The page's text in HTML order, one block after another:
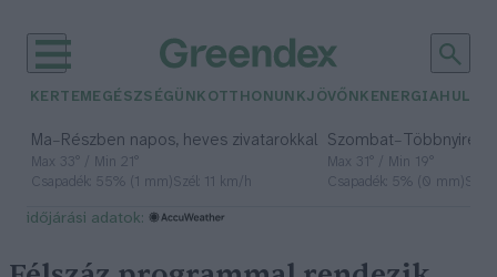
KERTEM EGÉSZSÉGÜNK OTTHONUNKJÖVŐNK ENERGIA
Ma– Részben napos, heves zivatarokkal
Max 33° / Min 21°
Csapadék: 55% (1 mm)Szél: 11 km/h
Szombat– Többnyire
Max 31° / Min 19°
Csapadék: 5% (0 mm)
időjárási adatok: